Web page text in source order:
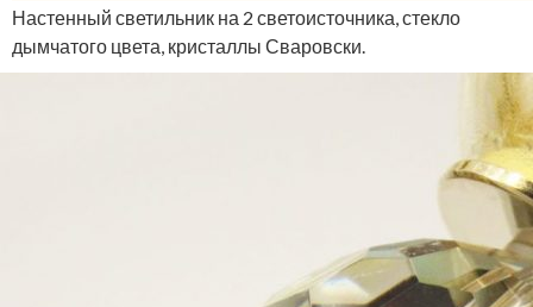
Настенный светильник на 2 светоисточника, стекло
дымчатого цвета, кристаллы Сваровски.